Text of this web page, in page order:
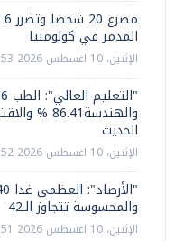
المدمر في كولومبيا
الإثنين، 10 اغسطس 2026 06:53 م
الحديث
الإثنين، 10 اغسطس 2026 06:52 م
والمحسوسة تتجاوز الـ42
الإثنين، 10 اغسطس 2026 06:51 م